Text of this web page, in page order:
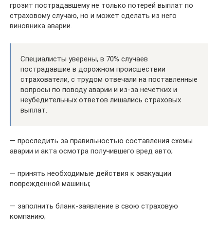
грозит пострадавшему не только потерей выплат по
страховому случаю, но и может сделать из него
виновника аварии.
Специалисты уверены, в 70% случаев
пострадавшие в дорожном происшествии
страхователи, с трудом отвечали на поставленные
вопросы по поводу аварии и из-за нечетких и
неубедительных ответов лишались страховых
выплат.
— проследить за правильностью составления схемы
аварии и акта осмотра получившего вред авто;
— принять необходимые действия к эвакуации
поврежденной машины;
— заполнить бланк-заявление в свою страховую
компанию;